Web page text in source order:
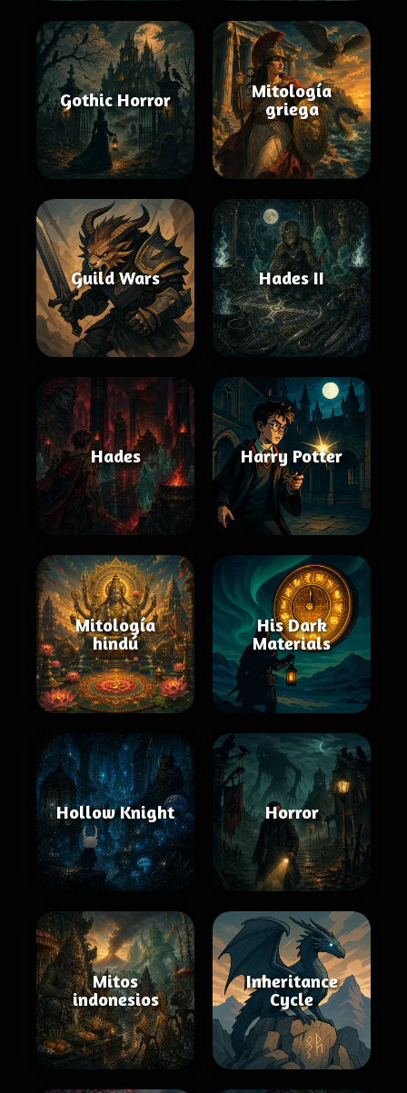
Gothic Horror
Mitología
griega
Guild Wars Hades II
Hades Harry Potter
Mitología
hindú
His Dark
Materials
Hollow Knight Horror
Mitos
indonesios
Inheritance
Cycle